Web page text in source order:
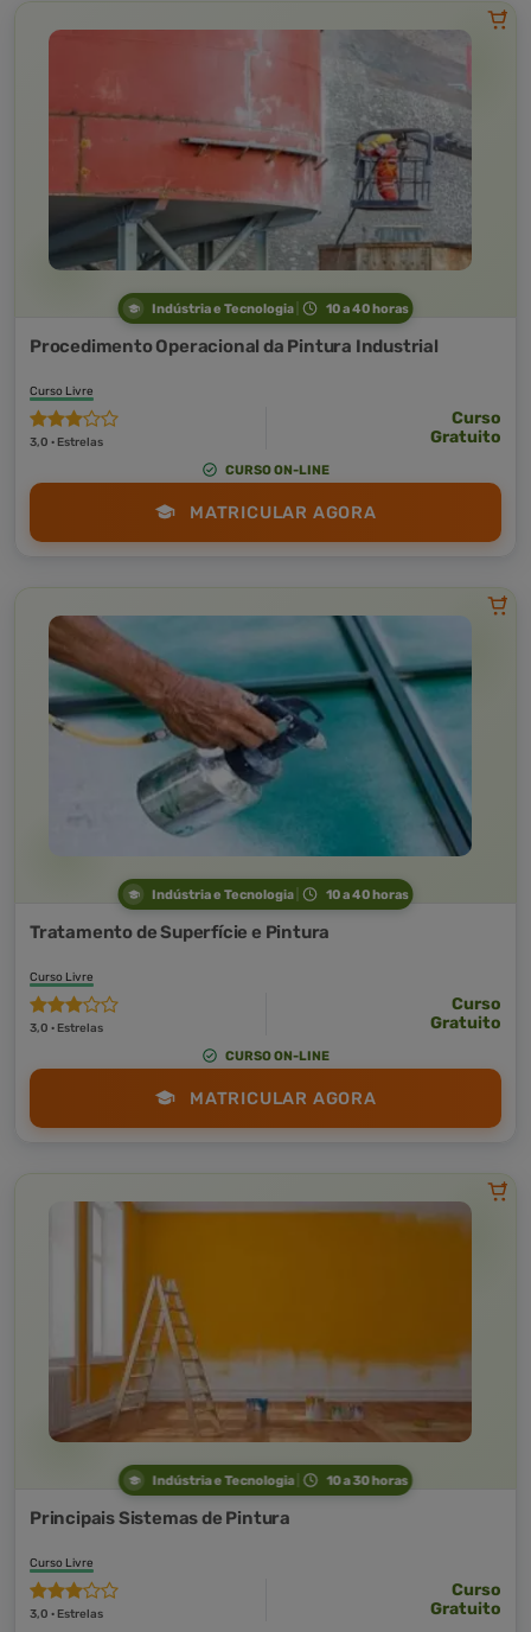
Indústria e Tecnologia 10 a 40 horas
Procedimento Operacional da Pintura Industrial
Curso Livre
3,0 · Estrelas
Curso
Gratuito
CURSO ON-LINE
MATRICULAR AGORA
Indústria e Tecnologia 10 a 40 horas
Tratamento de Superfície e Pintura
Curso Livre
3,0 · Estrelas
Curso
Gratuito
CURSO ON-LINE
MATRICULAR AGORA
Indústria e Tecnologia 10 a 30 horas
Principais Sistemas de Pintura
Curso Livre
3,0 · Estrelas
Curso
Gratuito